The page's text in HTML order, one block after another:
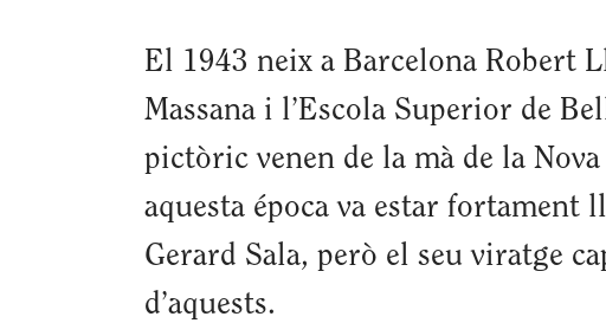
El 1943 neix a Barcelona Robert
Massana i l’Escola Superior de
pictòric venen de la mà de la
aquesta época va estar
Gerard Sala, però el seu viratge
d’aquests.